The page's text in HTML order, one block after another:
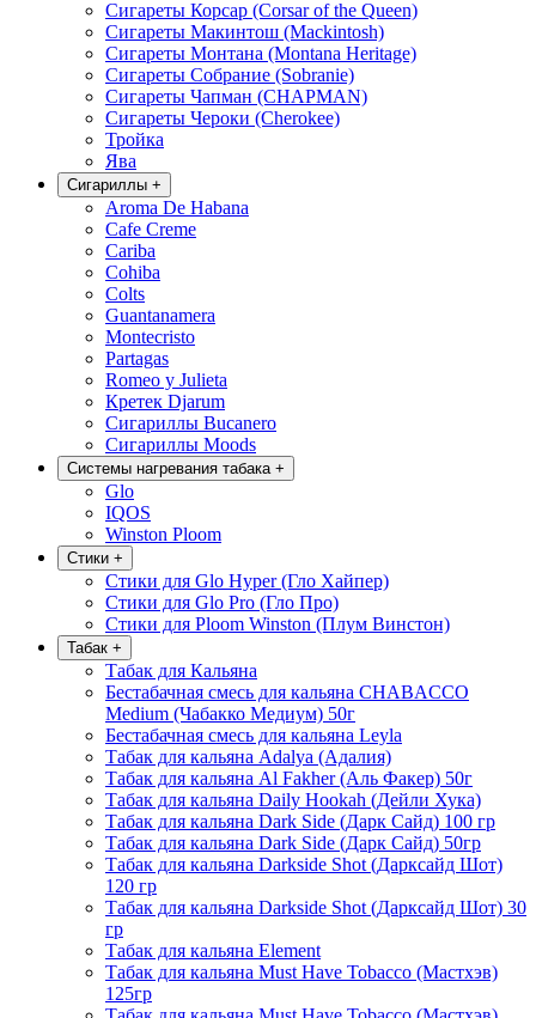
Сигареты Корсар (Corsar of the Queen)
Сигареты Макинтош (Mackintosh)
Сигареты Монтана (Montana Heritage)
Сигареты Собрание (Sobranie)
Сигареты Чапман (CHAPMAN)
Сигареты Чероки (Cherokee)
Тройка
Ява
Сигариллы +
Aroma De Habana
Cafe Creme
Cariba
Cohiba
Colts
Guantanamera
Montecristo
Partagas
Romeo y Julieta
Кретек Djarum
Сигариллы Bucanero
Сигариллы Moods
Системы нагревания табака +
Glo
IQOS
Winston Ploom
Стики +
Стики для Glo Hyper (Гло Хайпер)
Стики для Glo Pro (Гло Про)
Стики для Ploom Winston (Плум Винстон)
Табак +
Табак для Кальяна
Бестабачная смесь для кальяна CHABACCO
Medium (Чабакко Медиум) 50г
Бестабачная смесь для кальяна Leyla
Табак для кальяна Adalya (Адалия)
Табак для кальяна Al Fakher (Аль Факер) 50г
Табак для кальяна Daily Hookah (Дейли Хука)
Табак для кальяна Dark Side (Дарк Сайд) 100 гр
Табак для кальяна Dark Side (Дарк Сайд) 50гр
Табак для кальяна Darkside Shot (Дарксайд Шот)
120 гр
Табак для кальяна Darkside Shot (Дарксайд Шот) 30
гр
Табак для кальяна Element
Табак для кальяна Must Have Tobacco (Мастхэв)
125гр